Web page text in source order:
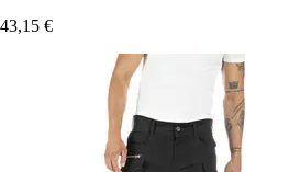
43,15 €